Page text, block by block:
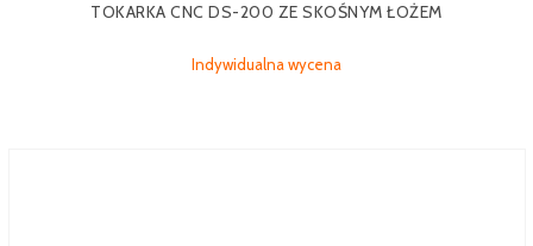
TOKARKA CNC DS-200 ZE SKOŚNYM ŁOŻEM
Indywidualna wycena